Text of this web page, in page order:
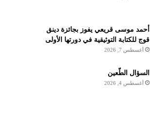
أحمد موسى قريعي يفوز بجائزة دينق
قوج للكتابة التوثيقية في دورتها الأولى
أغسطس 7, 2026
السؤال الطّعين
أغسطس 4, 2026